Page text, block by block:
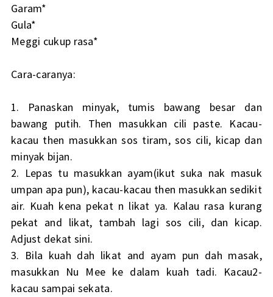
Garam*
Gula*
Meggi cukup rasa*
Cara-caranya:
1. Panaskan minyak, tumis bawang besar dan
bawang putih. Then masukkan cili paste. Kacau-
kacau then masukkan sos tiram, sos cili, kicap dan
minyak bijan.
2. Lepas tu masukkan ayam(ikut suka nak masuk
umpan apa pun), kacau-kacau then masukkan sedikit
air. Kuah kena pekat n likat ya. Kalau rasa kurang
pekat and likat, tambah lagi sos cili, dan kicap.
Adjust dekat sini.
3. Bila kuah dah likat and ayam pun dah masak,
masukkan Nu Mee ke dalam kuah tadi. Kacau2-
kacau sampai sekata.